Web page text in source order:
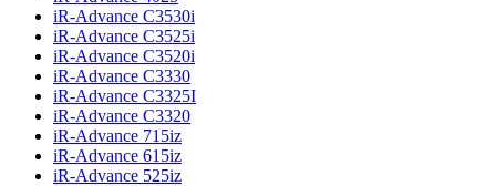
iR-Advance C3530i
iR-Advance C3525i
iR-Advance C3520i
iR-Advance C3330
iR-Advance C3325I
iR-Advance C3320
iR-Advance 715iz
iR-Advance 615iz
iR-Advance 525iz